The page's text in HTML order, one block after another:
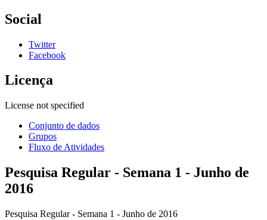
Social
Twitter
Facebook
Licença
License not specified
Conjunto de dados
Grupos
Fluxo de Atividades
Pesquisa Regular - Semana 1 - Junho de
2016
Pesquisa Regular - Semana 1 - Junho de 2016